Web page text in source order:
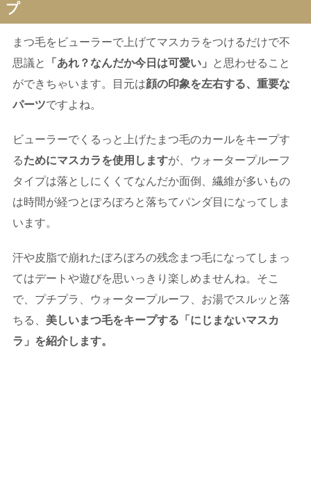
プ
まつ毛をビューラーで上げてマスカラをつけるだけで不
思議と
「あれ？なんだか今日は可愛い」
と思わせること
ができちゃいます。目元は顔の印象を左右する、重要な
パーツですよね。
ビューラーでくるっと上げたまつ毛のカールをキープす
るためにマスカラを使用しますが、ウォータープルーフ
タイプは落としにくくてなんだか面倒、繊維が多いもの
は時間が経つとぽろぽろと落ちてパンダ目になってしま
います。
汗や皮脂で崩れたぼろぼろの残念まつ毛になってしまっ
てはデートや遊びを思いっきり楽しめませんね。そこ
で、プチプラ、ウォータープルーフ、お湯でスルッと落
ちる、 美しいまつ毛をキープする「にじまないマスカ
ラ」を紹介します。